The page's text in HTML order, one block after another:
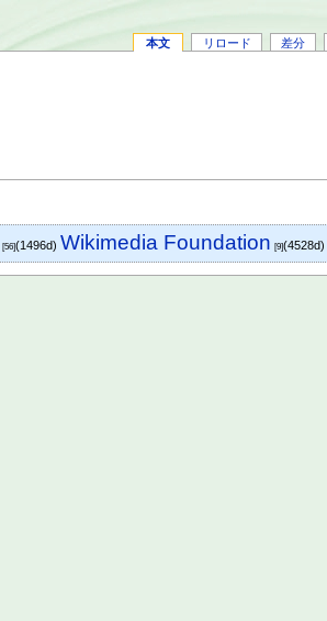
本文 リロード 差分
[56](1496d) Wikimedia Foundation [9](4528d)